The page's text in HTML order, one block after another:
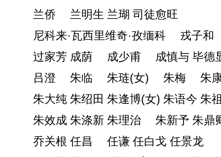
兰侨 兰明生 兰瑚 司徒愈旺
尼科来·瓦西里维奇·孜缅科 戎子
过家芳 成荫 成少甫 成慎与 毕德
吕澄 朱临 朱琏(女) 朱梅 朱
朱大纯 朱绍田 朱逢博(女) 朱语今 朱
朱效成 朱涤新 朱理治 朱新予 朱鼎
乔关根 任昌 任谦 任白戈 任景龙